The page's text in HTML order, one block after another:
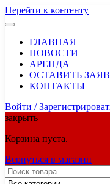
Перейти к контенту
ГЛАВНАЯ
НОВОСТИ
АРЕНДА
ОСТАВИТЬ
КОНТАКТЫ
Войти /
закрыть
Корзина пуста.
Вернуться в магазин